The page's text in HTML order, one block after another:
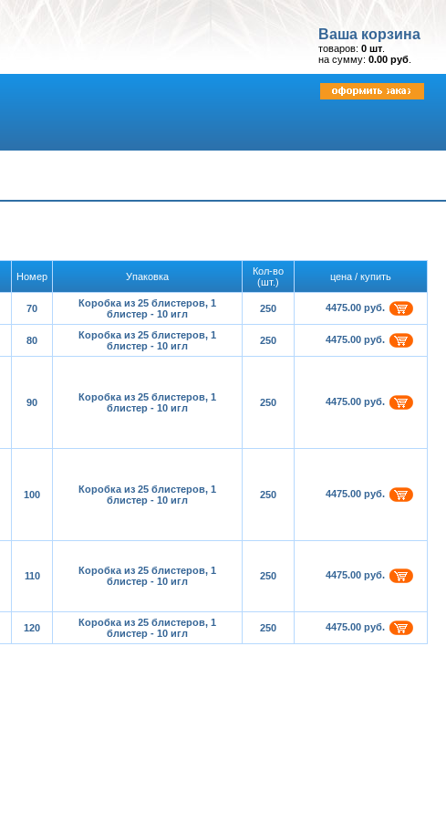
Ваша корзина
товаров: 0 шт
на сумму: 0.00 руб
Номер Упаковка
Кол-во
(шт.)
цена / купить
70
Коробка из 25 блистеров, 1
блистер - 10 игл
250 4475.00 руб.
80
Коробка из 25 блистеров, 1
блистер - 10 игл
250 4475.00 руб.
90
Коробка из 25 блистеров, 1
блистер - 10 игл
250 4475.00 руб.
100
Коробка из 25 блистеров, 1
блистер - 10 игл
250 4475.00 руб.
110
Коробка из 25 блистеров, 1
блистер - 10 игл
250 4475.00 руб.
120
Коробка из 25 блистеров, 1
блистер - 10 игл
250 4475.00 руб.